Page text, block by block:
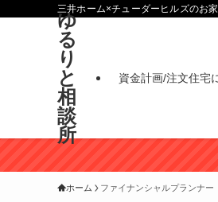
三井ホーム×チューダーヒルズのお家
ゆ
る
り
と
相
談
所
資金計画/注文住宅
ホーム ファイナンシャルプランナー